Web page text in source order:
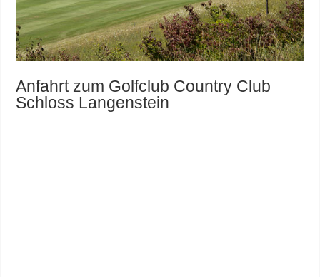
Anfahrt zum Golfclub Country Club
Schloss Langenstein